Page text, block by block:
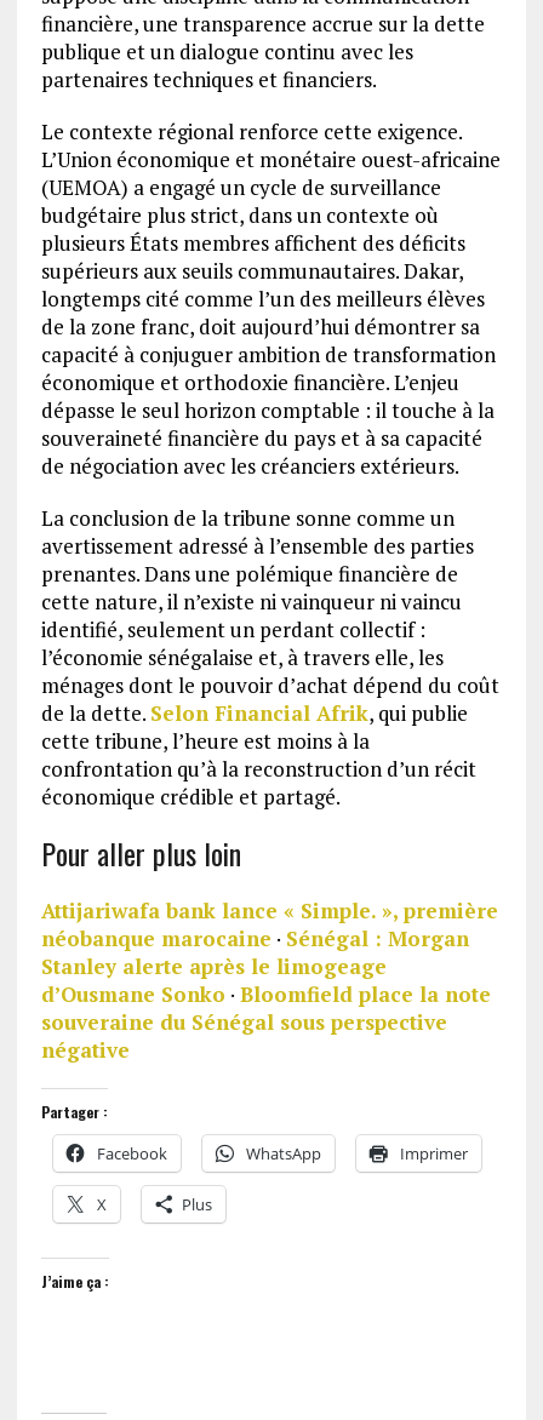
financière, une transparence accrue sur la dette
publique et un dialogue continu avec les
partenaires techniques et financiers.
Le contexte régional renforce cette exigence.
L’Union économique et monétaire ouest-africaine
(UEMOA) a engagé un cycle de surveillance
budgétaire plus strict, dans un contexte où
plusieurs États membres affichent des déficits
supérieurs aux seuils communautaires. Dakar,
longtemps cité comme l’un des meilleurs élèves
de la zone franc, doit aujourd’hui démontrer sa
capacité à conjuguer ambition de transformation
économique et orthodoxie financière. L’enjeu
dépasse le seul horizon comptable : il touche à la
souveraineté financière du pays et à sa capacité
de négociation avec les créanciers extérieurs.
La conclusion de la tribune sonne comme un
avertissement adressé à l’ensemble des parties
prenantes. Dans une polémique financière de
cette nature, il n’existe ni vainqueur ni vaincu
identifié, seulement un perdant collectif :
l’économie sénégalaise et, à travers elle, les
ménages dont le pouvoir d’achat dépend du coût
de la dette. Selon Financial Afrik, qui publie
cette tribune, l’heure est moins à la
confrontation qu’à la reconstruction d’un récit
économique crédible et partagé.
Pour aller plus loin
Attijariwafa bank lance « Simple. », première
néobanque marocaine · Sénégal : Morgan
Stanley alerte après le limogeage
d’Ousmane Sonko · Bloomfield place la note
souveraine du Sénégal sous perspective
négative
Partager :
Facebook WhatsApp Imprimer
X Plus
J’aime ça :